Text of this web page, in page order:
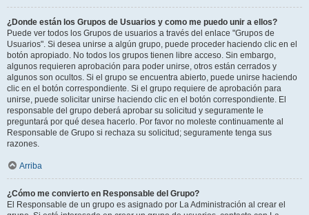
¿Donde están los Grupos de Usuarios y como me puedo unir a ellos?
Puede ver todos los Grupos de usuarios a través del enlace "Grupos de
Usuarios". Si desea unirse a algún grupo, puede proceder haciendo clic en el
botón apropiado. No todos los grupos tienen libre acceso. Sin embargo,
algunos requieren aprobación para poder unirse, otros están cerrados y
algunos son ocultos. Si el grupo se encuentra abierto, puede unirse haciendo
clic en el botón correspondiente. Si el grupo requiere de aprobación para
unirse, puede solicitar unirse haciendo clic en el botón correspondiente. El
responsable del grupo deberá aprobar su solicitud y seguramente le
preguntará por qué desea hacerlo. Por favor no moleste continuamente al
Responsable de Grupo si rechaza su solicitud; seguramente tenga sus
razones.
Arriba
¿Cómo me convierto en Responsable del Grupo?
El Responsable de un grupo es asignado por La Administración al crear el